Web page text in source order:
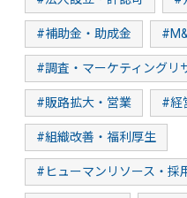
#補助金・助成金
#調査・マーケティングリ
#販路拡大・営業 #経
#組織改善・福利厚生
#ヒューマンリソース・採